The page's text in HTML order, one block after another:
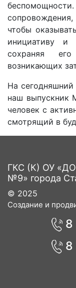
чтобы
инициативу и
сохраняя
возникающих
На сегодняшний
наш выпускник
человек с
смотрящий в
ГКС (К) ОУ
№9» города
© 2025
Создание и
8
8